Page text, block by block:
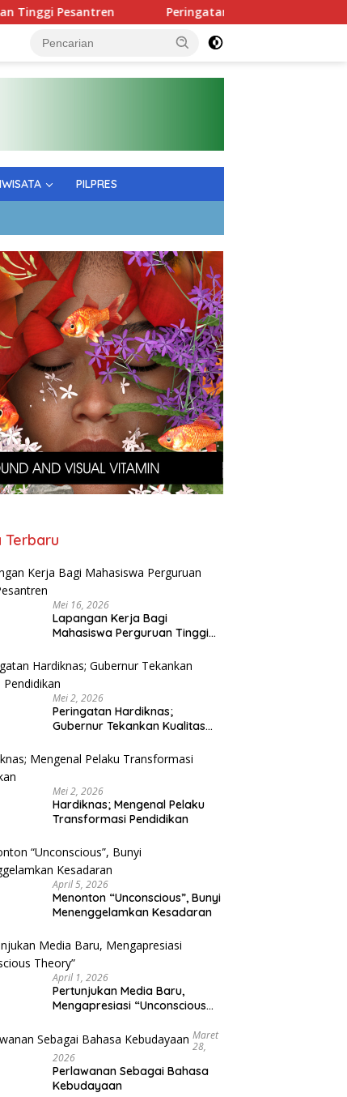
Peringatan Hardiknas; Gubernur Tekankan
PILPRES
Terbaru
Mei 16, 2026
Lapangan Kerja Bagi
Mahasiswa Perguruan Tinggi
Mei 2, 2026
Peringatan Hardiknas;
Gubernur Tekankan Kualitas
Mei 2, 2026
Hardiknas; Mengenal Pelaku
Transformasi Pendidikan
April 5, 2026
Menonton “Unconscious”, Bunyi
Menenggelamkan Kesadaran
April 1, 2026
Pertunjukan Media Baru,
Mengapresiasi “Unconscious
Maret
28,
2026
Perlawanan Sebagai Bahasa
Kebudayaan